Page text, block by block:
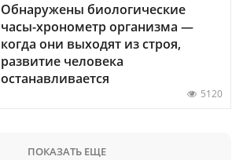
Обнаружены биологические
часы-хронометр организма —
когда они выходят из строя,
развитие человека
останавливается
5120
ПОКАЗАТЬ ЕЩЕ